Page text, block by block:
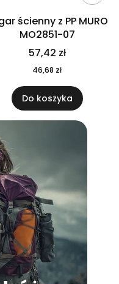
ścienny z PP MURO
MO2851-07
57,42 zł
46,68 zł
Do koszyka